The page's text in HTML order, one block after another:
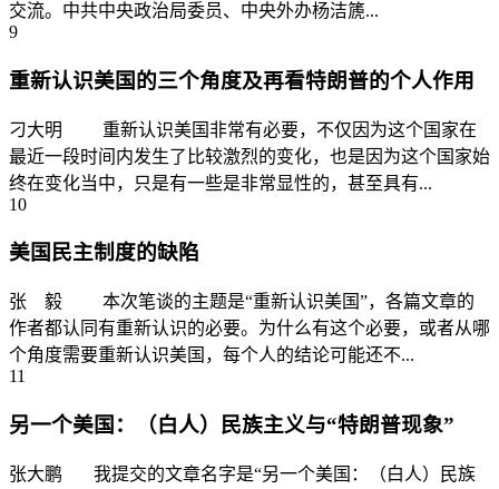
交流。中共中央政治局委员、中央外办杨洁篪...
9
重新认识美国的三个角度及再看特朗普的个人作用
刁大明 重新认识美国非常有必要，不仅因为这个国家在
最近一段时间内发生了比较激烈的变化，也是因为这个国家始
终在变化当中，只是有一些是非常显性的，甚至具有...
10
美国民主制度的缺陷
张 毅 本次笔谈的主题是“重新认识美国”，各篇文章的
作者都认同有重新认识的必要。为什么有这个必要，或者从哪
个角度需要重新认识美国，每个人的结论可能还不...
11
另一个美国：（白人）民族主义与“特朗普现象”
张大鹏 我提交的文章名字是“另一个美国：（白人）民族